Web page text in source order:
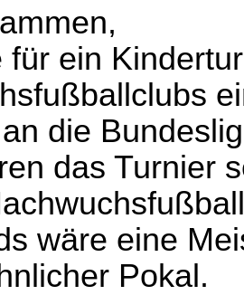
für ein
die
das Turnier
wäre eine
Pokal.